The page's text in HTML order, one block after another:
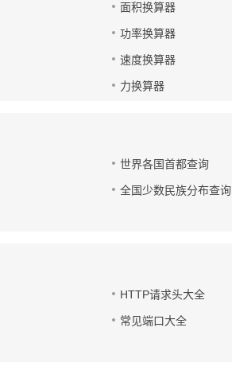
面积换算器
功率换算器
速度换算器
力换算器
世界各国首都查询
全国少数民族分布查询
HTTP请求头大全
常见端口大全